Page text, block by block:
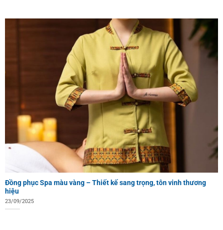
Đồng phục Spa màu vàng – Thiết kế sang trọng, tôn vinh thương
hiệu
23/09/2025